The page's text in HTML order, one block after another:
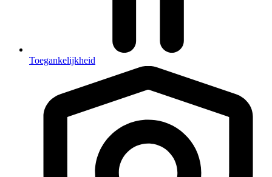
Toegankelijkheid